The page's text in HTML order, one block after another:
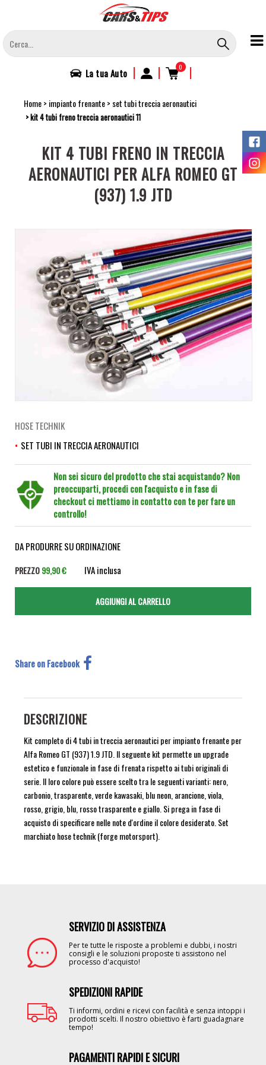
contenuto
principale
La tuaAuto | | 0 |
Home impianto frenante set tubi treccia aeronautici
kit 4 tubi freno treccia aeronautici 11
KIT 4 TUBI FRENO IN TRECCIA
AERONAUTICI PER ALFA ROMEO GT
(937) 1.9 JTD
HOSE TECHNIK
SET TUBI IN TRECCIA AERONAUTICI
Non sei sicuro del prodotto che stai acquistando? Non
preoccuparti, procedi con l'acquisto e in fase di
checkout ci mettiamo in contatto con te per fare un
controllo!
DA PRODURRE SU ORDINAZIONE
PREZZO99,90 € IVA inclusa
Share on Facebook
DESCRIZIONE
Kit completo di 4 tubi in treccia aeronautici per impianto frenante per
Alfa Romeo GT (937) 1.9 JTD. Il seguente kit permette un upgrade
estetico e funzionale in fase di frenata rispetto ai tubi originali di
serie. Il loro colore può essere scelto tra le seguenti varianti: nero,
carbonio, trasparente, verde kawasaki, blu neon, arancione, viola,
rosso, grigio, blu, rosso trasparente e giallo. Si prega in fase di
acquisto di specificare nelle note d'ordine il colore desiderato. Set
marchiato hose technik (forge motorsport).
SERVIZIO DI ASSISTENZA
Per te tutte le risposte a problemi e dubbi, i nostri
consigli e le soluzioni proposte ti assistono nel
processo d'acquisto!
SPEDIZIONI RAPIDE
Ti informi, ordini e ricevi con facilità e senza intoppi i
prodotti scelti. Il nostro obiettivo è farti guadagnare
tempo!
PAGAMENTI RAPIDI E SICURI